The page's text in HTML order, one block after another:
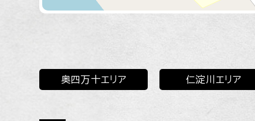
奥四万十エリア 仁淀川エリア